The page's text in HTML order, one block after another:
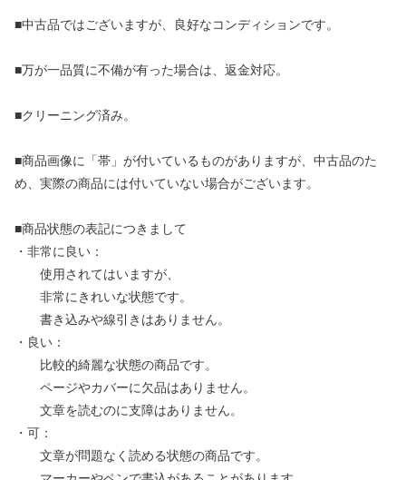
■中古品ではございますが、良好なコンディションです。
■万が一品質に不備が有った場合は、返金対応。
■クリーニング済み。
■商品画像に「帯」が付いているものがありますが、中古品のた
め、実際の商品には付いていない場合がございます。
■商品状態の表記につきまして
・非常に良い：
使用されてはいますが、
非常にきれいな状態です。
書き込みや線引きはありません。
・良い：
比較的綺麗な状態の商品です。
ページやカバーに欠品はありません。
文章を読むのに支障はありません。
・可：
文章が問題なく読める状態の商品です。